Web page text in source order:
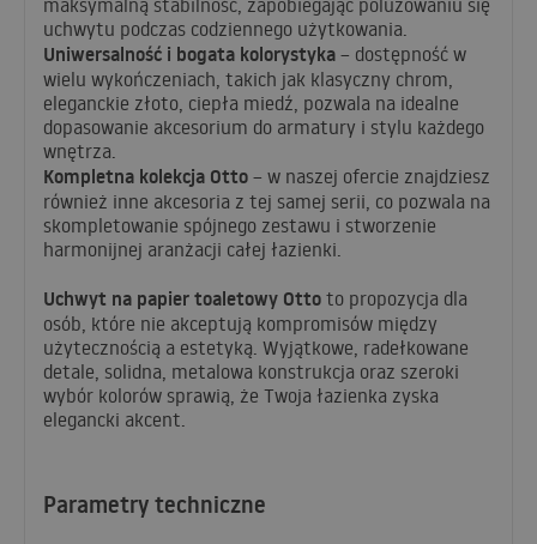
Parametry techniczne
uchwytu podczas codziennego użytkowania.
Uniwersalność i bogata kolorystyka – dostępność w
wielu wykończeniach, takich jak klasyczny chrom,
eleganckie złoto, ciepła miedź, pozwala na idealne
dopasowanie akcesorium do armatury i stylu każdego
wnętrza.
Kompletna kolekcja Otto – w naszej ofercie znajdziesz
również inne akcesoria z tej samej serii, co pozwala na
skompletowanie spójnego zestawu i stworzenie
harmonijnej aranżacji całej łazienki.
Uchwyt na papier toaletowy Otto to propozycja dla
osób, które nie akceptują kompromisów między
użytecznością a estetyką. Wyjątkowe, radełkowane
detale, solidna, metalowa konstrukcja oraz szeroki
wybór kolorów sprawią, że Twoja łazienka zyska
elegancki akcent.